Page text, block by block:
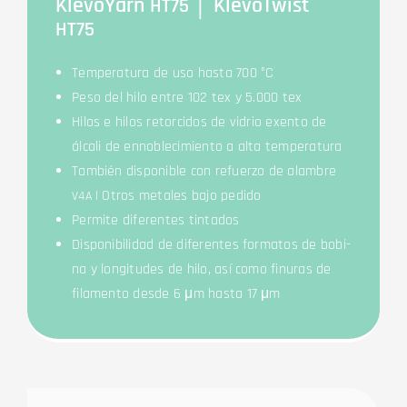
HT75
HT75
Tem­pe­ra­tura de uso has­ta 700 °C
Peso del hilo ent­re 102 tex y 5.000 tex
Hilos e hilos ret­or­ci­dos de vid­rio exen­to de
álca­li de enn­o­ble­ci­mi­en­to a alta temperatura
Tam­bién dis­po­nible con refuer­zo de alambre
V4A| Otros meta­les bajo pedido
Per­mi­te dife­ren­tes tintados
Dis­po­ni­bil­idad de dife­ren­tes for­ma­tos de bobi­
na y lon­gi­tu­des de hilo, así como fin­uras de
fila­men­to des­de 6 μm has­ta 17 μm